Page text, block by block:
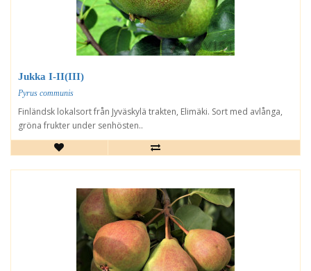
Jukka I-II(III)
Pyrus communis
Finländsk lokalsort från Jyväskylä trakten, Elimäki. Sort med avlånga,
gröna frukter under senhösten..